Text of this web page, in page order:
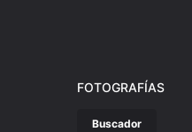
FOTOGRAFÍAS
Buscador